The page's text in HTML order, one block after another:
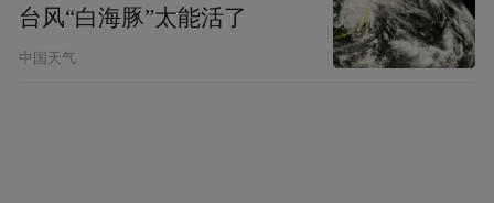
台风“白海豚”太能活了
中国天气